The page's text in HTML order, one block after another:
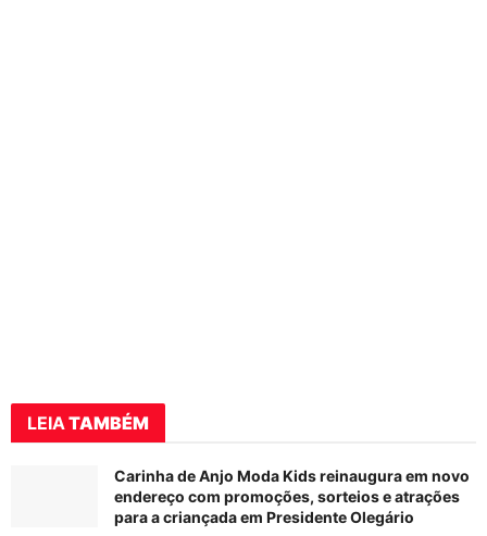
LEIA TAMBÉM
Carinha de Anjo Moda Kids reinaugura em novo
endereço com promoções, sorteios e atrações
para a criançada em Presidente Olegário